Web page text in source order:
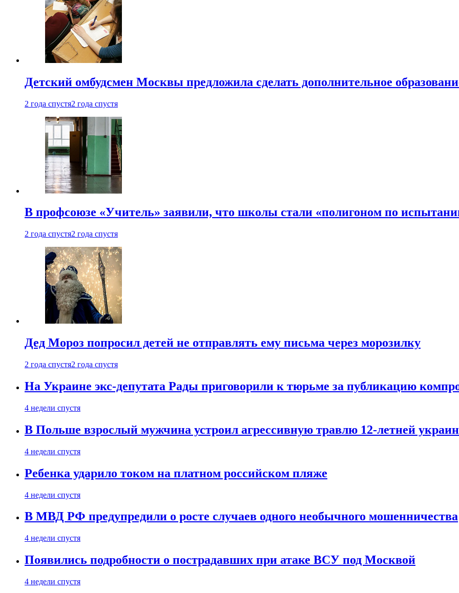
Детский омбудсмен Москвы предложила сделать дополнительное
2 года спустя2 года спустя
В профсоюзе «Учитель» заявили, что школы стали «полигоном по
2 года спустя2 года спустя
Дед Мороз попросил детей не отправлять ему письма через морозилку
2 года спустя2 года спустя
На Украине экс-депутата Рады приговорили к тюрьме за публикацию
4 недели спустя
В Польше взрослый мужчина устроил агрессивную травлю 12-летней
4 недели спустя
Ребенка ударило током на платном российском пляже
4 недели спустя
В МВД РФ предупредили о росте случаев одного необычного мошенничества
4 недели спустя
Появились подробности о пострадавших при атаке ВСУ под Москвой
4 недели спустя